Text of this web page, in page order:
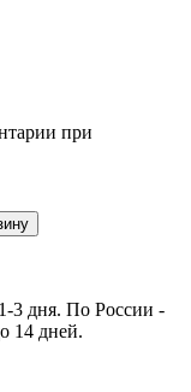
при
3 дня. По России -
14 дней.